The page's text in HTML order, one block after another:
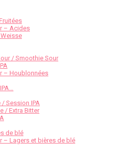
– Acides
/ Smoothie Sour
– Houblonnées
/ Session IPA
/ Extra Bitter
de blé
– Lagers et bières de blé